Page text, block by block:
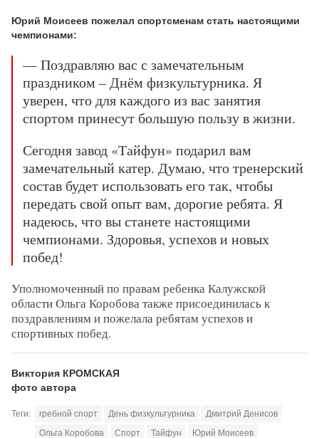
Юрий Моисеев пожелал спортсменам стать настоящими
чемпионами:
— Поздравляю вас с замечательным
праздником – Днём физкультурника. Я
уверен, что для каждого из вас занятия
спортом принесут большую пользу в жизни.
Сегодня завод «Тайфун» подарил вам
замечательный катер. Думаю, что тренерский
состав будет использовать его так, чтобы
передать свой опыт вам, дорогие ребята. Я
надеюсь, что вы станете настоящими
чемпионами. Здоровья, успехов и новых
побед!
Уполномоченный по правам ребенка Калужской
области Ольга Коробова также присоединилась к
поздравлениям и пожелала ребятам успехов и
спортивных побед.
Виктория КРОМСКАЯ
фото автора
Теги: гребной спорт День физкультурника
Дмитрий Денисов
Ольга Коробова
Спорт Тайфун Юрий Моисеев